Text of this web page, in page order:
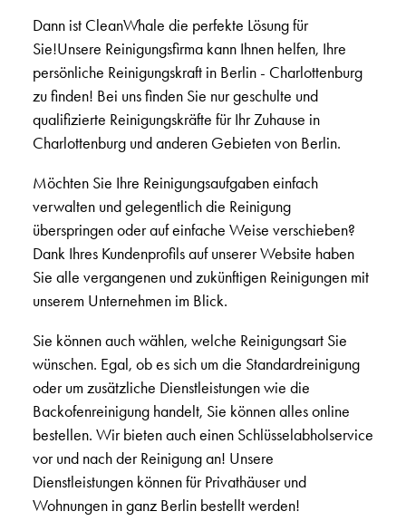
Dann ist CleanWhale die perfekte Lösung für
Sie!Unsere Reinigungsfirma kann Ihnen helfen, Ihre
persönliche Reinigungskraft in Berlin - Charlottenburg
zu finden! Bei uns finden Sie nur geschulte und
qualifizierte Reinigungskräfte für Ihr Zuhause in
Charlottenburg und anderen Gebieten von Berlin.
Möchten Sie Ihre Reinigungsaufgaben einfach
verwalten und gelegentlich die Reinigung
überspringen oder auf einfache Weise verschieben?
Dank Ihres Kundenprofils auf unserer Website haben
Sie alle vergangenen und zukünftigen Reinigungen mit
unserem Unternehmen im Blick.
Sie können auch wählen, welche Reinigungsart Sie
wünschen. Egal, ob es sich um die Standardreinigung
oder um zusätzliche Dienstleistungen wie die
Backofenreinigung handelt, Sie können alles online
bestellen. Wir bieten auch einen Schlüsselabholservice
vor und nach der Reinigung an! Unsere
Dienstleistungen können für Privathäuser und
Wohnungen in ganz Berlin bestellt werden!